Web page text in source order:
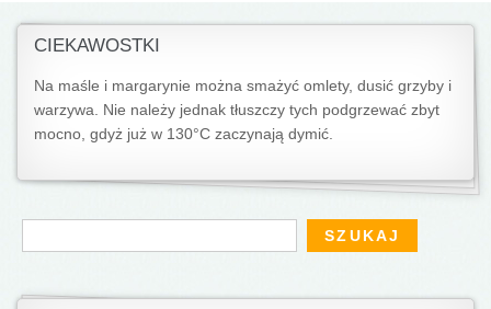
CIEKAWOSTKI
Na maśle i margarynie można smażyć omlety, dusić grzyby i
warzywa. Nie należy jednak tłuszczy tych podgrzewać zbyt
mocno, gdyż już w 130°C zaczynają dymić.
Formularz wyszukiwania
Szukaj